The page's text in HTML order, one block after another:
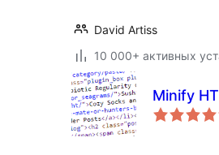
David Artiss
10 000+ активных
Minify